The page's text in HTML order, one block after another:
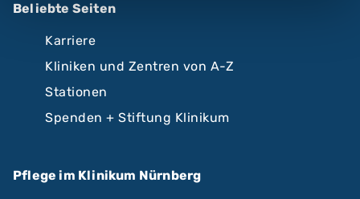
Beliebte Seiten
Karriere
Kliniken und Zentren von A-Z
Stationen
Spenden + Stiftung Klinikum
Pflege im Klinikum Nürnberg